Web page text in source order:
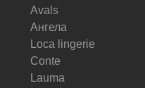
Avals
Ангела
Loca lingerie
Conte
Lauma